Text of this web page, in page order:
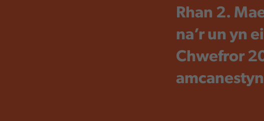
Rhan 2.
na’r un yn
Chwefror